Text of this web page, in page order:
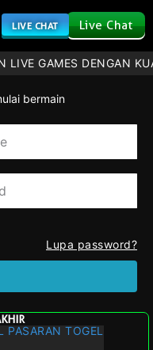
Live Chat
LIVE CHAT
GAMES DENGAN
bermain
Lupa password?
TOGEL